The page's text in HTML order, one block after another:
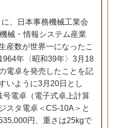
、日本事務機械工業会
械・情報システム産業
産数が世界一になったこ
年〈昭和39年〉3月18
電卓を発売したことを記
いように3月20日とし
電卓（電子式卓上計算
スタ電卓＜CS-10A＞と
円、重さは25kgで